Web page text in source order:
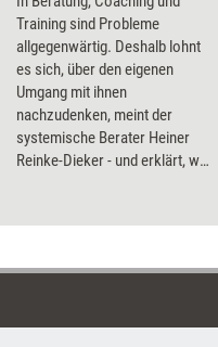
Training sind Probleme
allgegenwärtig. Deshalb lohnt
es sich, über den eigenen
Umgang mit ihnen
nachzudenken, meint der
systemische Berater Heiner
Reinke-Dieker - und erklärt, wie
Problemsicht lähmen zu
mit den Betroffenen